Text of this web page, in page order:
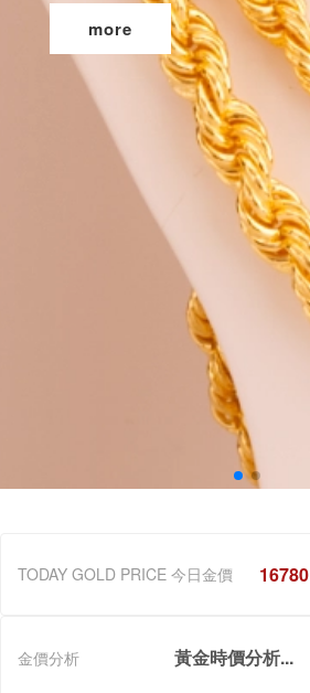
more
TODAY GOLD PRICE 今日金價 16780
金價分析 黃金時價分析...